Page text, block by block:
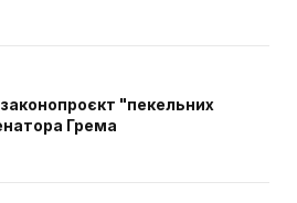
"пекельних
Грема